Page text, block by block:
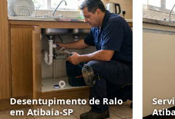
Desentupimento de Ralo
em Atibaia‑SP